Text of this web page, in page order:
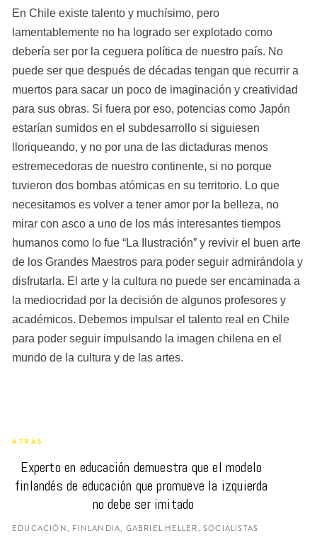
En Chile existe talento y muchísimo, pero
lamentablemente no ha logrado ser explotado como
debería ser por la ceguera política de nuestro país. No
puede ser que después de décadas tengan que recurrir a
muertos para sacar un poco de imaginación y creatividad
para sus obras. Si fuera por eso, potencias como Japón
estarían sumidos en el subdesarrollo si siguiesen
lloriqueando, y no por una de las dictaduras menos
estremecedoras de nuestro continente, si no porque
tuvieron dos bombas atómicas en su territorio. Lo que
necesitamos es volver a tener amor por la belleza, no
mirar con asco a uno de los más interesantes tiempos
humanos como lo fue “La Ilustración” y revivir el buen arte
de los Grandes Maestros para poder seguir admirándola y
disfrutarla. El arte y la cultura no puede ser encaminada a
la mediocridad por la decisión de algunos profesores y
académicos. Debemos impulsar el talento real en Chile
para poder seguir impulsando la imagen chilena en el
mundo de la cultura y de las artes.
ATRÁS
Experto en educación demuestra que el modelo
finlandés de educación que promueve la izquierda
no debe ser imitado
EDUCACIÓN, FINLANDIA, GABRIEL HELLER, SOCIALISTAS